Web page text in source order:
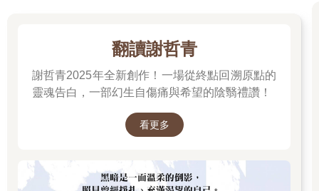
前陣子得知L男再婚了，某天我在臉書上收到他傳來的短訊:「哥
們，我終於知道理想廚房的條件是啥了!」
「是啥?」我問
「男人也許更想要的是廚房的主人。」
翻讀謝哲青
謝哲青2025年全新創作！一場從終點回溯原點的
靈魂告白，一部幻生自傷痛與希望的陰翳禮讚！
看更多